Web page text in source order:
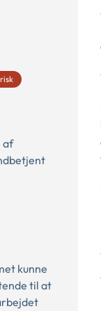
af
kunne
til at